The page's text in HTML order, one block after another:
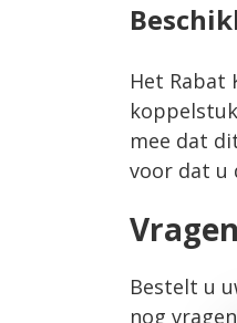
Het Rabat
mee dat
voor dat u
Bestelt u
nog